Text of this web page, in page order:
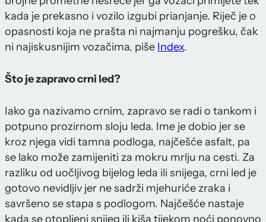
kada je prekasno i vozilo izgubi prianjanje. Riječ je o
opasnosti koja ne prašta ni najmanju pogrešku, čak
ni najiskusnijim vozačima, piše Index.
Što je zapravo crni led?
Iako ga nazivamo crnim, zapravo se radi o tankom i
potpuno prozirnom sloju leda. Ime je dobio jer se
kroz njega vidi tamna podloga, najčešće asfalt, pa
se lako može zamijeniti za mokru mrlju na cesti. Za
razliku od uočljivog bijelog leda ili snijega, crni led je
gotovo nevidljiv jer ne sadrži mjehuriće zraka i
savršeno se stapa s podlogom. Najčešće nastaje
kada se otopljeni snijeg ili kiša tijekom noći ponovno